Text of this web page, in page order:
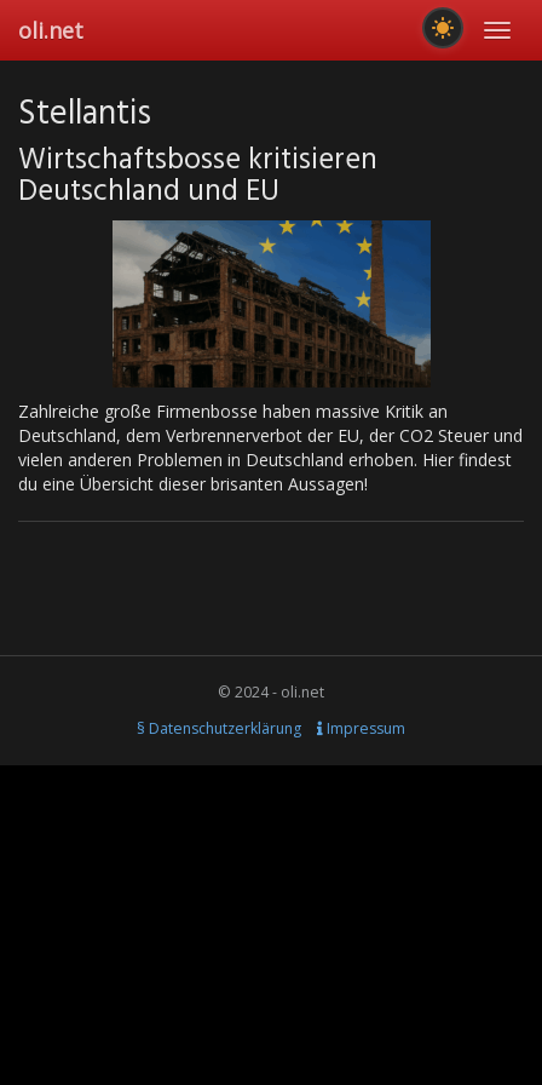
main
oli.net
Stellantis
Wirtschaftsbosse kritisieren
Deutschland und EU
Zahlreiche große Firmenbosse haben massive Kritik an
Deutschland, dem Verbrennerverbot der EU, der CO2 Steuer und
vielen anderen Problemen in Deutschland erhoben. Hier findest
du eine Übersicht dieser brisanten Aussagen!
© 2024 - oli.net
§ Datenschutzerklärung
Impressum